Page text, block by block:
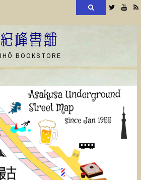
Twitter
紀峰書舗
BOOKSTORE